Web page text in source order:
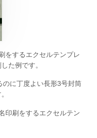
をするエクセルテンプレ
た例です。
に丁度よい長形3号封筒
印刷をするエクセルテン